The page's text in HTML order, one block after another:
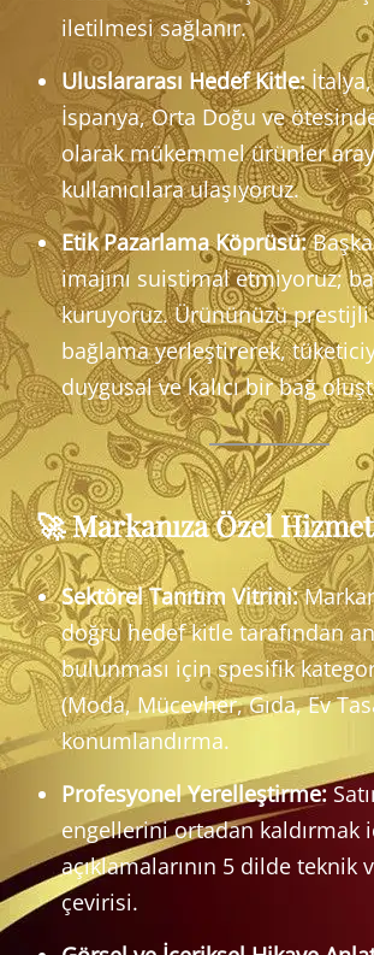
iletilmesi sağlanır.
Uluslararası Hedef Kitle:İtalya,
İspanya, Orta Doğu ve
olarak mükemmel ürünler
kullanıcılara ulaşıyoruz.
Etik Pazarlama Köprüsü:
imajını suistimal etmiyoruz;
kuruyoruz. Ürününüzü
bağlama yerleştirerek,
duygusal ve kalıcı bir bağ
🚀 Markanıza Özel
Sektörel Tanıtım Vitrini:
doğru hedef kitle tarafından
bulunması için spesifik
(Moda, Mücevher, Gıda, Ev
konumlandırma.
Profesyonel Yerelleştirme:
engellerini ortadan kaldırmak
açıklamalarının 5 dilde teknik
çevirisi.